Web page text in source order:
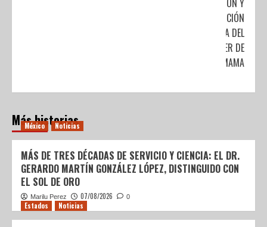
DETECCIÓN Y
ATENCIÓN
OPORTUNA DEL
CÁNCER DE
MAMA
Más historias
México Noticias
MÁS DE TRES DÉCADAS DE SERVICIO Y CIENCIA: EL DR.
GERARDO MARTÍN GONZÁLEZ LÓPEZ, DISTINGUIDO CON
EL SOL DE ORO
Marilu Perez 07/08/2026 0
Estados Noticias